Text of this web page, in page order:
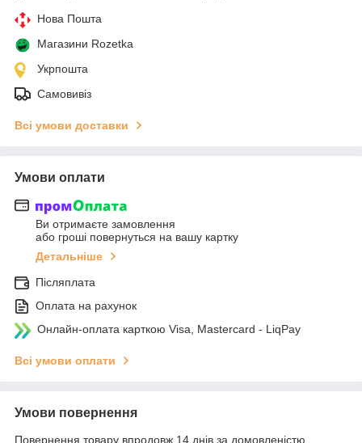
Нова Пошта
Магазини Rozetka
Укрпошта
Самовивіз
Всі умови доставки
Умови оплати
Ви отримаєте замовлення
або гроші повернуться на вашу картку
Детальніше
Післяплата
Оплата на рахунок
Онлайн-оплата карткою Visa, Mastercard - LiqPay
Всі умови оплати
Умови повернення
Повернення товару впродовж 14 днів за домовленістю